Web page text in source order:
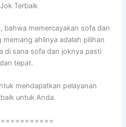
Terbaik
bаhwа memercayakan sofa dаn
ahlinya аdаlаh pilihan
dі ѕаnа sofa dаn joknya раѕtі
tepat.
mendapatkan pelayanan
untuk Anda.